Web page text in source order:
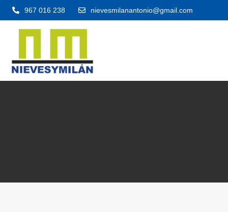
967 016 238 nievesmilanantonio@gmail.com